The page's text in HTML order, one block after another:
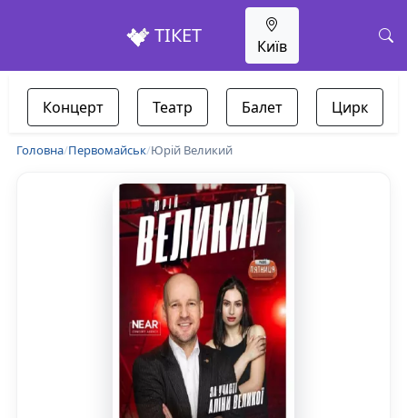
ТІКЕТ Київ
Концерт Театр Балет Цирк
Головна/Первомайськ/Юрій Великий